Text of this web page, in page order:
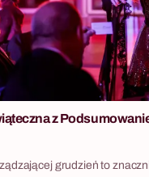
z
grudzień to